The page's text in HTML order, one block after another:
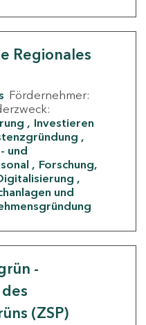
Regionales
Fördernehmer:
Investieren
und
Forschung,
und
-
(ZSP)